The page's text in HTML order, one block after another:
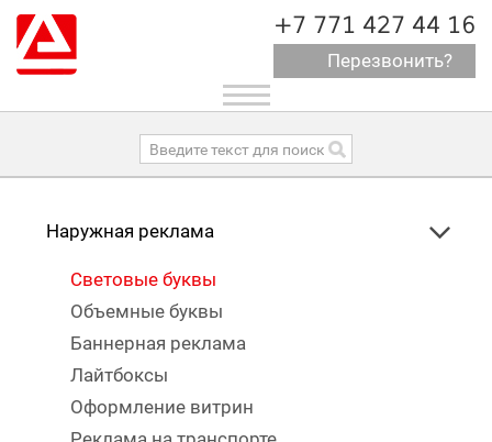
+7 771 427 44 16
Перезвонить?
Toggle
navigation
Наружная реклама
Световые буквы
Объемные буквы
Баннерная реклама
Лайтбоксы
Оформление витрин